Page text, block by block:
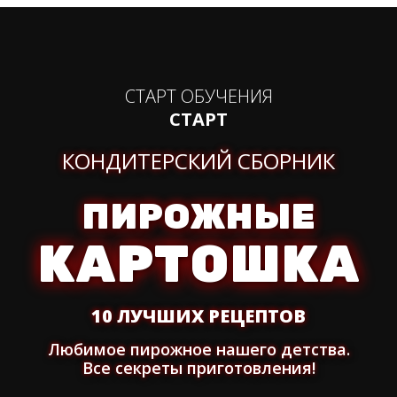
СТАРТ ОБУЧЕНИЯ
СТАРТ
КОНДИТЕРСКИЙ СБОРНИК
ПИРОЖНЫЕ
КАРТОШКА
10 ЛУЧШИХ РЕЦЕПТОВ
Любимое пирожное нашего детства.
Все секреты приготовления!